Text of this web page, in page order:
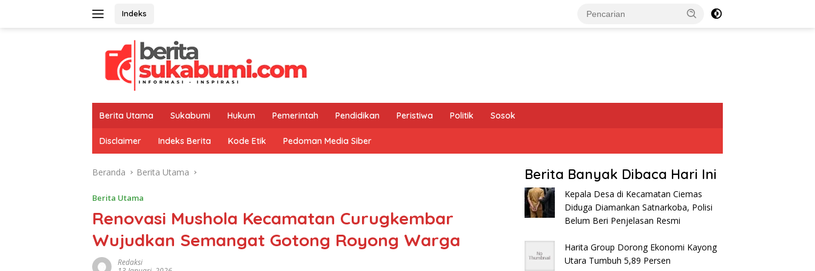
Indeks
Berita Utama Sukabumi Hukum Pemerintah Pendidikan Peristiwa Politik Sosok
Disclaimer Indeks Berita Kode Etik Pedoman Media Siber
Beranda Berita Utama
Berita Utama
Renovasi Mushola Kecamatan Curugkembar
Wujudkan Semangat Gotong Royong Warga
Redaksi
Berita Banyak Dibaca Hari Ini
Kepala Desa di Kecamatan Ciemas
Diduga Diamankan Satnarkoba, Polisi
Belum Beri Penjelasan Resmi
Harita Group Dorong Ekonomi Kayong
Utara Tumbuh 5,89 Persen